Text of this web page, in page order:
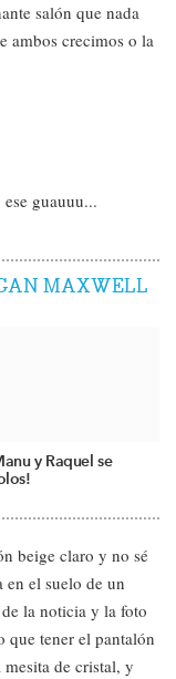
salón que nada
ambos crecimos o la
guauuu...
MAXWELL
y Raquel se
beige claro y no sé
en el suelo de un
la noticia y la foto
que tener el pantalón
de cristal, y